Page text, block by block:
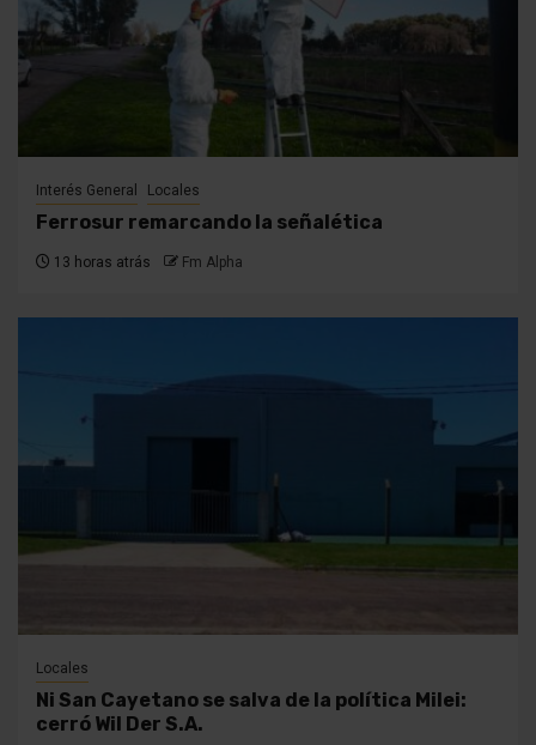
Interés General Locales
Ferrosur remarcando la señalética
13 horas atrás Fm Alpha
Locales
Ni San Cayetano se salva de la política Milei:
cerró Wil Der S.A.